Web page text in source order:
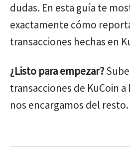
dudas. En esta guía te
exactamente cómo
transacciones hechas en
¿Listo para empezar?
transacciones de KuCoin
nos encargamos del resto.